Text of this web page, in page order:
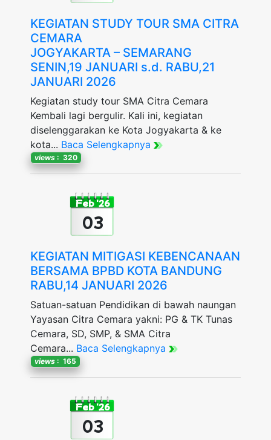
KEGIATAN STUDY TOUR SMA CITRA
CEMARA
JOGYAKARTA – SEMARANG
SENIN,19 JANUARI s.d. RABU,21
JANUARI 2026
Kegiatan study tour SMA Citra Cemara
Kembali lagi bergulir. Kali ini, kegiatan
diselenggarakan ke Kota Jogyakarta & ke
kota... Baca Selengkapnya
views : 320
Feb '26
03
KEGIATAN MITIGASI KEBENCANAAN
BERSAMA BPBD KOTA BANDUNG
RABU,14 JANUARI 2026
Satuan-satuan Pendidikan di bawah naungan
Yayasan Citra Cemara yakni: PG & TK Tunas
Cemara, SD, SMP, & SMA Citra
Cemara... Baca Selengkapnya
views : 165
Feb '26
03